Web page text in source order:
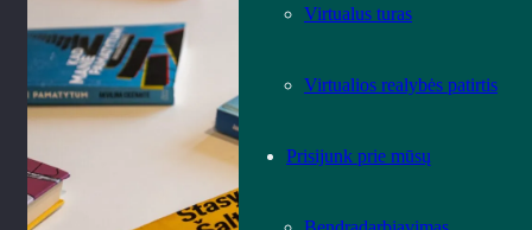
Virtualus turas
Virtualios realybės patirtis
Prisijunk prie mūsų